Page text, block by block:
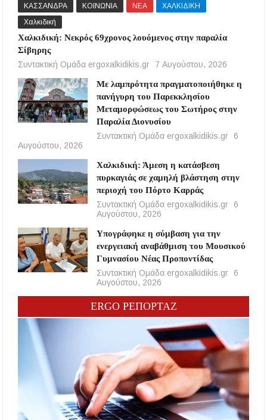
ΚΑΣΣΑΝΔΡΑ ΚΟΙΝΩΝΙΑ ΝΕΑ
ΧΑΛΚΙΔΙΚΗ
Χαλκιδική
Χαλκιδική: Νεκρός 69χρονος λουόμενος στην παραλία
Σίβηρης
Συντακτική Ομάδα ergoxalkidikis.gr
7 Αυγούστου, 2026
Με λαμπρότητα πραγματοποιήθηκε η
πανήγυρη του Παρεκκλησίου
Μεταμορφώσεως του Σωτήρος στην
Παραλία Διονυσίου
Συντακτική Ομάδα ergoxalkidikis.gr
6
Αυγούστου, 2026
Χαλκιδική: Άμεση η κατάσβεση
πυρκαγιάς σε χαμηλή βλάστηση στην
περιοχή του Πόρτο Καρράς
Συντακτική Ομάδα ergoxalkidikis.gr
6
Αυγούστου, 2026
Υπογράφηκε η σύμβαση για την
ενεργειακή αναβάθμιση του Μουσικού
Γυμνασίου Νέας Προποντίδας
Συντακτική Ομάδα ergoxalkidikis.gr
6
Αυγούστου, 2026
ERGO ΡΕΠΟΡΤΑΖ